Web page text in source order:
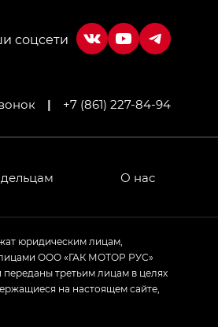
Эль Полный привод —
Style)
| +7 (861) 227-84-94
О нас
юридическим лицам,
лицами ООО «ГАК МОТОР РУС»
третьим лицам в целях
на настоящем сайте,